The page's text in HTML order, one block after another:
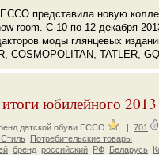
представила новую
room. С 10 по 12 декабря
моды глянцевых
COSMOPOLITAN, TATLER,
юбилейного 2013
датской обуви ECCO | 701
Потребительские товары
бренд российский РФ Беларусь